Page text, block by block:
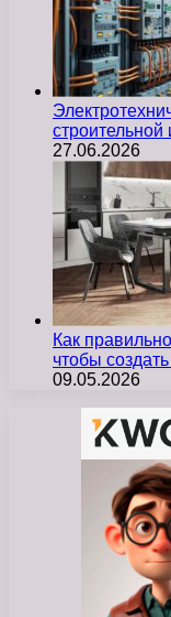
27.06.2026
Как
чтобы
09.05.2026